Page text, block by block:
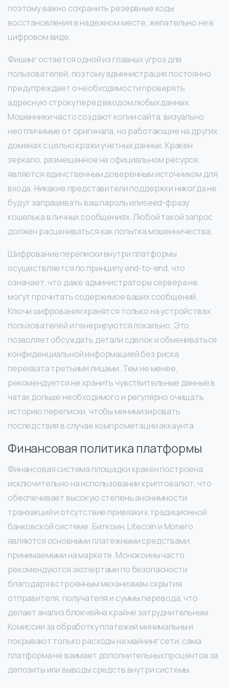
поэтому важно сохранить резервные коды
восстановления в надежном месте, желательно не в
цифровом виде.
Фишинг остается одной из главных угроз для
пользователей, поэтому администрация постоянно
предупреждает о необходимости проверять
адресную строку перед вводом любых данных.
Мошенники часто создают копии сайта, визуально
неотличимые от оригинала, но работающие на других
доменах с целью кражи учетных данных. Кракен
зеркало, размещенное на официальном ресурсе,
является единственным доверенным источником для
входа. Никакие представители поддержки никогда не
будут запрашивать ваш пароль илиseed-фразу
кошелька в личных сообщениях. Любой такой запрос
должен расцениваться как попытка мошенничества.
Шифрование переписки внутри платформы
осуществляется по принципу end-to-end, что
означает, что даже администраторы сервера не
могут прочитать содержимое ваших сообщений.
Ключи шифрования хранятся только на устройствах
пользователей и генерируются локально. Это
позволяет обсуждать детали сделок и обмениваться
конфиденциальной информацией без риска
перехвата третьими лицами. Тем не менее,
рекомендуется не хранить чувствительные данные в
чатах дольше необходимого и регулярно очищать
историю переписки, чтобы минимизировать
последствия в случае компрометации аккаунта.
Финансовая политика платформы
Финансовая система площадки кракен построена
исключительно на использовании криптовалют, что
обеспечивает высокую степень анонимности
транзакций и отсутствие привязки к традиционной
банковской системе. Биткоин, Litecoin и Monero
являются основными платежными средствами,
принимаемыми на маркете. Монокоины часто
рекомендуются экспертами по безопасности
благодаря встроенным механизмам скрытия
отправителя, получателя и суммы перевода, что
делает анализ блокчейна крайне затруднительным.
Комиссии за обработку платежей минимальны и
покрывают только расходы на майнинг сети, сама
платформа не взимает дополнительных процентов за
депозиты или выводы средств внутри системы.